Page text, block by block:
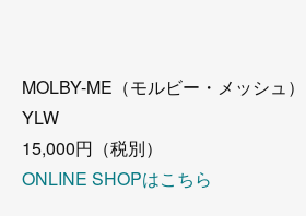
MOLBY-ME（モルビー・メッシュ）
YLW
15,000円（税別）
ONLINE SHOPはこちら